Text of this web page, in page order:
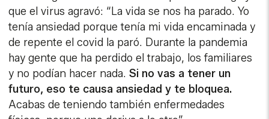
que el virus agravó: “La vida se nos ha parado. Yo
tenía ansiedad porque tenía mi vida encaminada y
de repente el covid la paró. Durante la pandemia
hay gente que ha perdido el trabajo, los familiares
y no podían hacer nada.Si no vas a tener un
futuro, eso te causa ansiedad y te bloquea.
Acabas de teniendo también enfermedades